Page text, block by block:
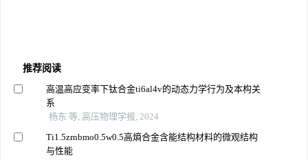
推荐阅读
高温高应变率下钛合金ti6al4v的动态力学行为及本构关
系
杨东 等, 高压物理学报, 2024
Ti1.5zrnbmo0.5w0.5高熵合金含能结构材料的微观结构
与性能